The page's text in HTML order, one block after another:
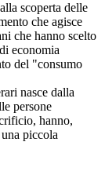
scoperta delle
che agisce
che hanno scelto
economia
del "consumo
nasce dalla
persone
hanno,
piccola